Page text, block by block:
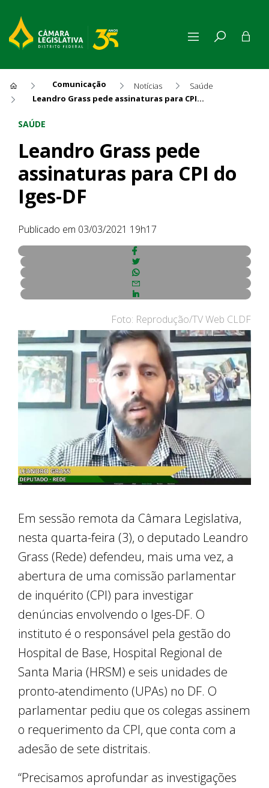
Comunicação Notícias
Saúde
Leandro Grass pede assinaturas para CPI do Iges-DF
Leandro Grass pede
SAÚDE
Leandro Grass pede
assinaturas para CPI do
Iges-DF
Publicado em 03/03/2021 19h17
Foto: Reprodução/TV Web CLDF
Em sessão remota da Câmara Legislativa,
nesta quarta-feira (3), o deputado Leandro
Grass (Rede) defendeu, mais uma vez, a
abertura de uma comissão parlamentar
de inquérito (CPI) para investigar
denúncias envolvendo o Iges-DF. O
instituto é o responsável pela gestão do
Hospital de Base, Hospital Regional de
Santa Maria (HRSM) e seis unidades de
pronto-atendimento (UPAs) no DF. O
parlamentar pediu que os colegas assinem
o requerimento da CPI, que conta com a
adesão de sete distritais.
“Precisamos aprofundar as investigações